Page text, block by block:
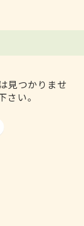
見つかりませ
い。